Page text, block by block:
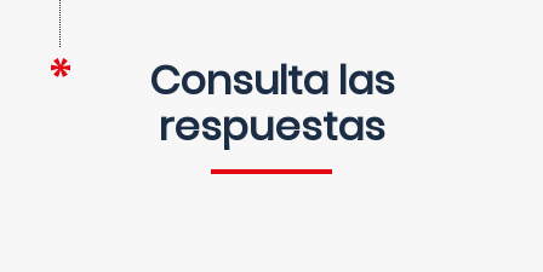
Consulta las
respuestas